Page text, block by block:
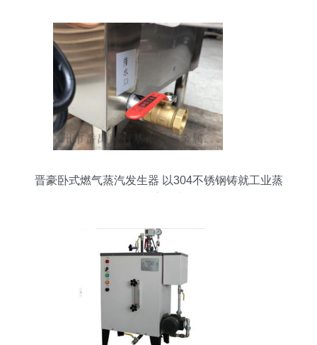
晋豪卧式燃气蒸汽发生器 以304不锈钢铸就工业蒸